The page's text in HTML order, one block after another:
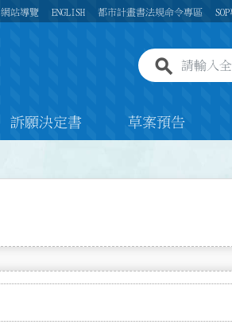
網站導覽 ENGLISH 都市計畫書法規命令專區
全站查詢
訴願決定書 草案預告